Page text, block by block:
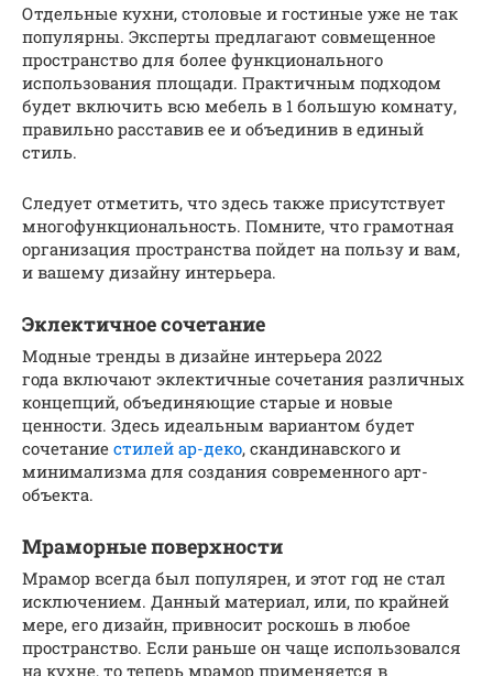
Отдельные кухни, столовые и гостиные уже не так
популярны. Эксперты предлагают совмещенное
пространство для более функционального
использования площади. Практичным подходом
будет включить всю мебель в 1 большую комнату,
правильно расставив ее и объединив в единый
стиль.
Следует отметить, что здесь также присутствует
многофункциональность. Помните, что грамотная
организация пространства пойдет на пользу и вам,
и вашему дизайну интерьера.
Эклектичное сочетание
Модные тренды в дизайне интерьера 2022
года включают эклектичные сочетания различных
концепций, объединяющие старые и новые
ценности. Здесь идеальным вариантом будет
сочетание стилей ар-деко, скандинавского и
минимализма для создания современного арт-
объекта.
Мраморные поверхности
Мрамор всегда был популярен, и этот год не стал
исключением. Данный материал, или, по крайней
мере, его дизайн, привносит роскошь в любое
пространство. Если раньше он чаще использовался
на кухне, то теперь мрамор применяется в